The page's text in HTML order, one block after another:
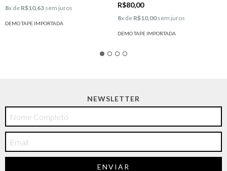
8x de R$10,63 sem juros
DEMO TAPE IMPORTADA
R$80,00
8x de R$10,00sem juros
DEMO TAPE IMPORTADA
NEWSLETTER